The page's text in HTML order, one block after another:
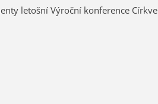
letošní Výroční konference Církve